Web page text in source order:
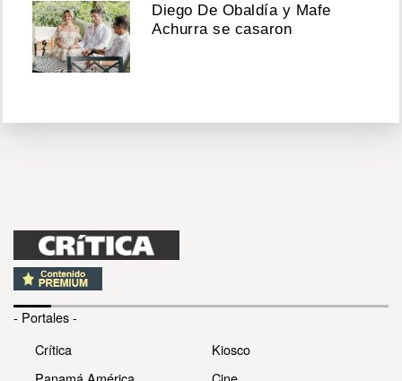
Diego De Obaldía y Mafe
Achurra se casaron
- Portales -
Crítica
Kiosco